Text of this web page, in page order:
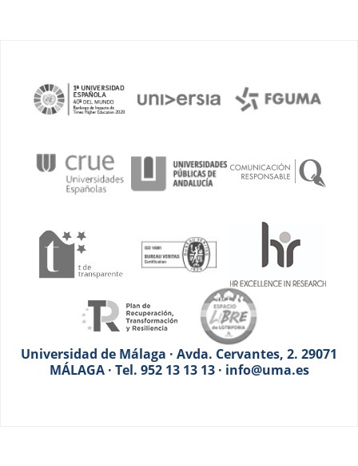
Universidad de Málaga · Avda. Cervantes, 2. 29071
MÁLAGA · Tel. 952 13 13 13 · info@uma.es